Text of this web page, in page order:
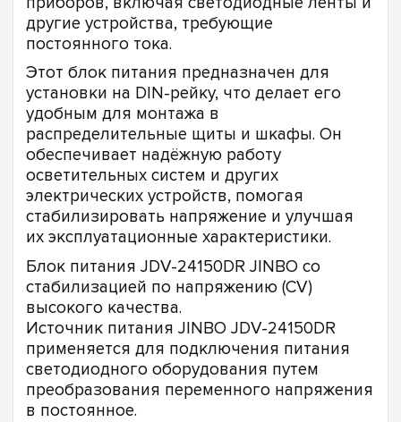
другие устройства, требующие
постоянного тока.
Этот блок питания предназначен для
установки на DIN-рейку, что делает его
удобным для монтажа в
распределительные щиты и шкафы. Он
обеспечивает надёжную работу
осветительных систем и других
электрических устройств, помогая
стабилизировать напряжение и улучшая
их эксплуатационные характеристики.
Блок питания JDV-24150DR JINBO со
стабилизацией по напряжению (CV)
высокого качества.
Источник питания JINBO JDV-24150DR
применяется для подключения питания
светодиодного оборудования путем
преобразования переменного напряжения
в постоянное.